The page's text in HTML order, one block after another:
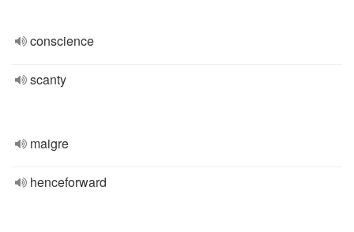
conscience
scanty
maigre
henceforward